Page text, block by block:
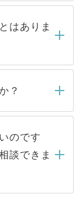
連絡をせて
ちくださ
いる求人の
覧いただ
開求人は
開してい
ある医療機
殺到する場
た人材の
スが増え
はありま
切ありませ
いただい
。内定先へ
ーが行い
？
りませんの
らの登録
情報は、
職活動の
預かりし
本人の許可
のです
談できま